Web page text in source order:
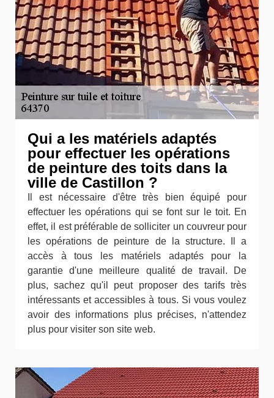
Qui a les matériels adaptés
pour effectuer les opérations
de peinture des toits dans la
ville de Castillon ?
Il est nécessaire d'être très bien équipé pour
effectuer les opérations qui se font sur le toit. En
effet, il est préférable de solliciter un couvreur pour
les opérations de peinture de la structure. Il a
accès à tous les matériels adaptés pour la
garantie d'une meilleure qualité de travail. De
plus, sachez qu'il peut proposer des tarifs très
intéressants et accessibles à tous. Si vous voulez
avoir des informations plus précises, n'attendez
plus pour visiter son site web.